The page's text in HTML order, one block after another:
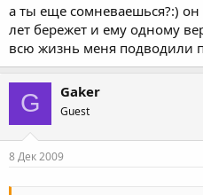
а ты еще сомневаешься?:)
лет бережет и ему одному
всю жизнь меня подводили
G Gaker
Guest
8 Дек 2009